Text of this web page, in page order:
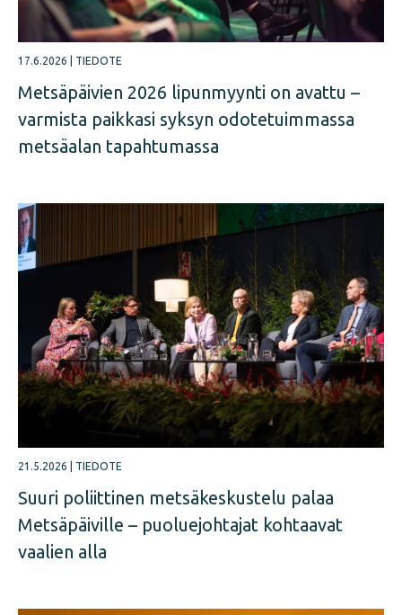
17.6.2026 TIEDOTE
Metsäpäivien 2026 lipunmyynti on avattu –
varmista paikkasi syksyn odotetuimmassa
metsäalan tapahtumassa
21.5.2026 TIEDOTE
Suuri poliittinen metsäkeskustelu palaa
Metsäpäiville – puoluejohtajat kohtaavat
vaalien alla